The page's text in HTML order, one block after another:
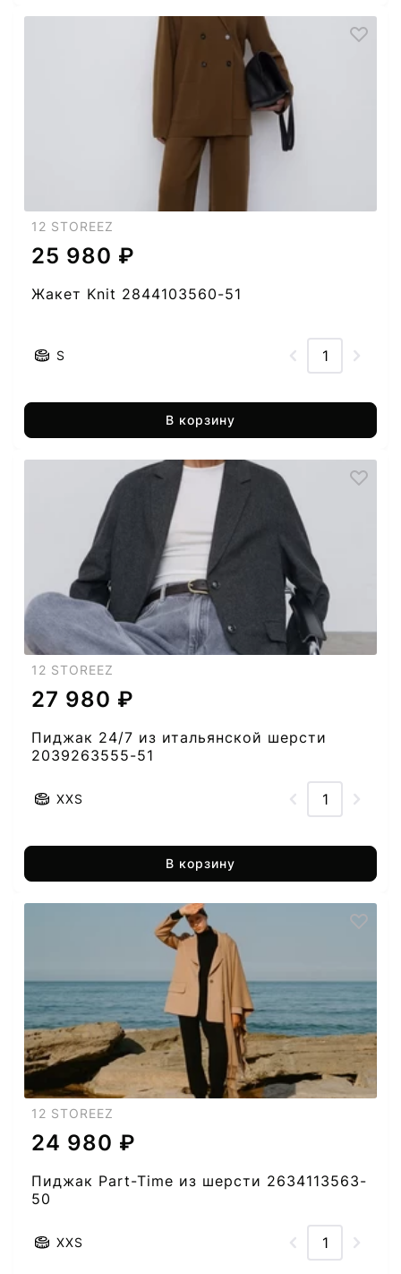
12 STOREEZ
25 980 ₽
Жакет Knit 2844103560-51
S
В корзину
12 STOREEZ
27 980 ₽
Пиджак 24/7 из итальянской шерсти
2039263555-51
XXS
В корзину
12 STOREEZ
24 980 ₽
Пиджак Part-Time из шерсти 2634113563-
50
XXS